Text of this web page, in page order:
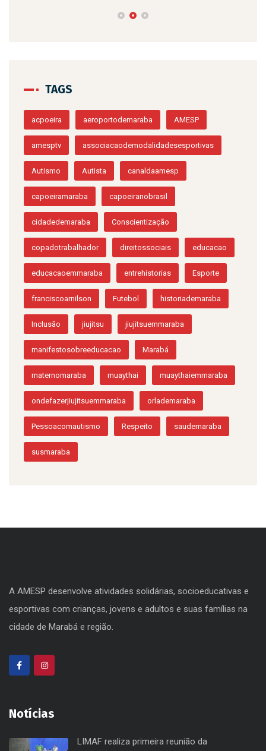
TAGS
acpoeira aeroportodemaraba AMESP
amesptv associacaodemodalidadesesportivas
Autismo Autista canaldaamesp
capoeiramaraba capoeiranobrasil
cidadedemaraba Conscientização
copadotrabalhador direitossociais educacao
educacaoemmaraba entrehistorias Esporte
franciscoarnilson Futebol historiademaraba
Inclusão jiujitsu jiujitsuemmaraba
manifestosobreeducacao Marabá
maternomaraba muaythai muaythaiemmaraba
ondefazerjiujitsuemmaraba orlademaraba
Pessoacomautismo Respeito saudemaraba
susmaraba
A AMESP desenvolve atividades solidárias, socioeducativas e
esportivas com crianças, jovens e adultos e suas famílias na
cidade de Marabá e região.
Notícias
LIMAF realiza primeira reunião da